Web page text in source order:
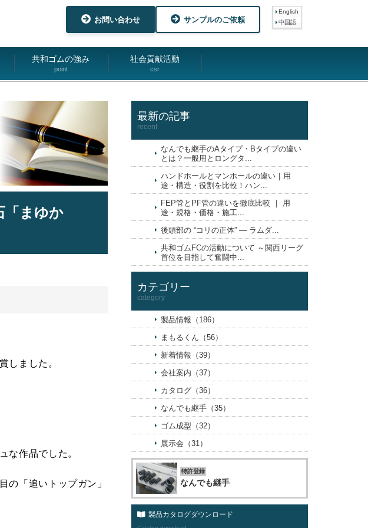
お問い合わせ サンプルのご依頼
English
中国語
共和ゴムの強み
point
社会貢献活動
csr
「まゆか
しました。
な作品でした。
の「追いトップガン」
最新の記事
recent
なんでも継手のAタイプ・Bタイプの違い
とは？一般用とロングタ...
ハンドホールとマンホールの違い｜用
途・構造・役割を比較！ハン...
FEP管とPF管の違いを徹底比較 ｜ 用
途・規格・価格・施工...
後頭部の “コリの正体” ― ラムダ...
共和ゴムFCの活動について ～関西リーグ
首位を目指して奮闘中...
カテゴリー
category
製品情報（186）
まもるくん（56）
新着情報（39）
会社案内（37）
カタログ（36）
なんでも継手（35）
ゴム成型（32）
展示会（31）
特許登録
なんでも継手
製品カタログダウンロード